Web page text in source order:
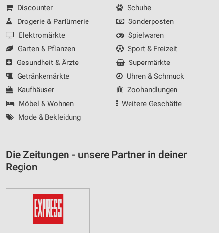
Discounter
Drogerie & Parfümerie
Elektromärkte
Garten & Pflanzen
Gesundheit & Ärzte
Getränkemärkte
Kaufhäuser
Möbel & Wohnen
Mode & Bekleidung
Schuhe
Sonderposten
Spielwaren
Sport & Freizeit
Supermärkte
Uhren & Schmuck
Zoohandlungen
Weitere Geschäfte
Die Zeitungen - unsere Partner in deiner
Region